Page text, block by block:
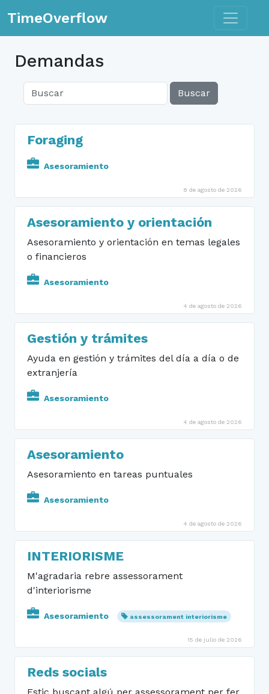
TimeOverflow Toggle
Demandas
Buscar
Foraging
Asesoramiento
8 de agosto de 2026
Asesoramiento y orientación
Asesoramiento y orientación en temas legales
o financieros
Asesoramiento
4 de agosto de 2026
Gestión y trámites
Ayuda en gestión y trámites del día a día o de
extranjería
Asesoramiento
4 de agosto de 2026
Asesoramiento
Asesoramiento en tareas puntuales
Asesoramiento
4 de agosto de 2026
INTERIORISME
M'agradaria rebre assessorament
d'interiorisme
Asesoramiento assessorament interiorisme
15 de julio de 2026
Reds socials